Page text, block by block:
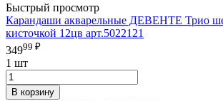
Быстрый просмотр
Карандаши акварельные ДЕВЕНТЕ Трио
кисточкой 12цв арт.5022121
34999 ₽
1 шт
В корзину